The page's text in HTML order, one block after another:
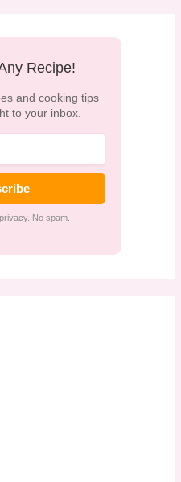
Recipe!
and cooking tips
to your inbox.
No spam.